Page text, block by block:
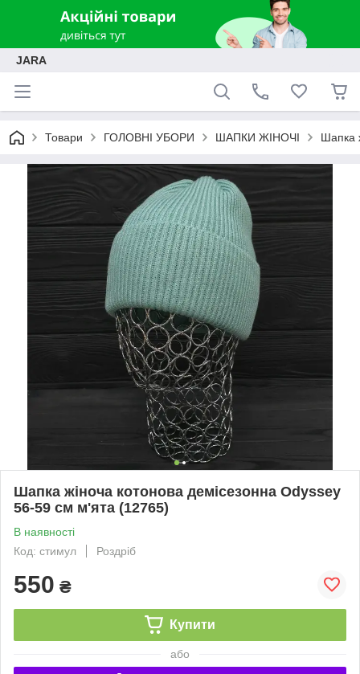
JARA
Товари ГОЛОВНІ УБОРИ ШАПКИ ЖІНОЧІ Шапка
Шапка жіноча котонова демісезонна Odyssey
56-59 см м'ята (12765)
В наявності
Код: стимул
Роздріб
550 ₴
Купити
або